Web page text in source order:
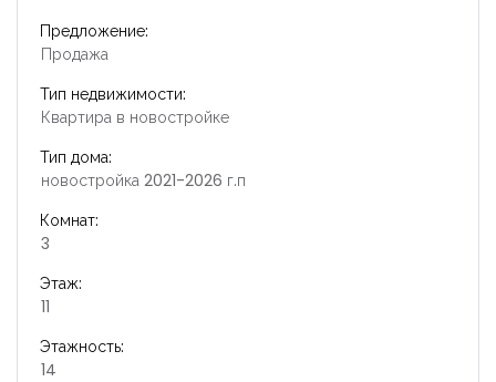
Предложение:
Продажа
Тип недвижимости:
Квартира в новостройке
Тип дома:
новостройка 2021-2026 г.п
Комнат:
3
Этаж:
11
Этажность:
14